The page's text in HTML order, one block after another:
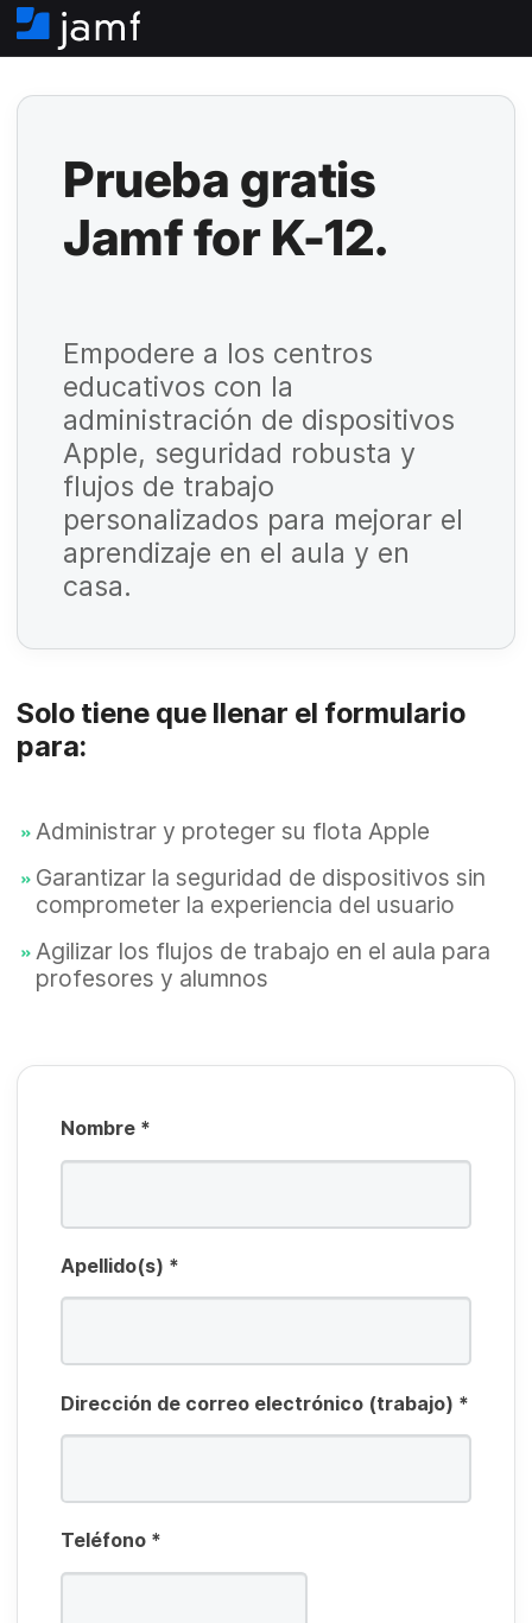
I
n
c
Prueba gratis
Jamf for K-12.
Empodere a los centros
educativos con la
administración de dispositivos
Apple, seguridad robusta y
flujos de trabajo
personalizados para mejorar el
aprendizaje en el aula y en
casa.
Nombre *
O
b
li
t
o
ri
o
Apellido(s) *
b
li
g
a
t
o
ri
Dirección de correo electrónico (trabajo) *
O
b
li
g
a
t
ri
o
Teléfono *
O
li
g
a
o
o
O
b
g
a
t
o
ri
b
li
g
ri
o
Solo tiene que llenar el formulario
para:
Administrar y proteger su flota Apple
Garantizar la seguridad de dispositivos sin
comprometer la experiencia del usuario
Agilizar los flujos de trabajo en el aula para
profesores y alumnos